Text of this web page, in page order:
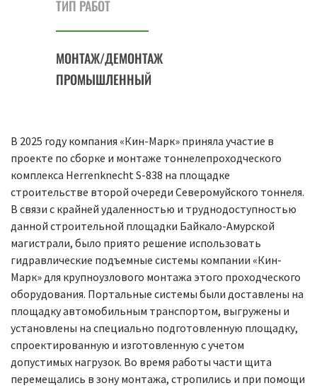
ТИП РАБОТ
МОНТАЖ/ДЕМОНТАЖ
ПРОМЫШЛЕННЫЙ
В 2025 году компания «Кин-Марк» приняла участие в
проекте по сборке и монтаже тоннелепроходческого
комплекса Herrenknecht S-838 на площадке
строительстве второй очереди Северомуйского тоннеля.
В связи с крайней удаленностью и труднодоступностью
данной строительной площадки Байкало-Амурской
магистрали, было приято решение использовать
гидравлические подъемные системы компании «Кин-
Марк» для крупноузлового монтажа этого проходческого
оборудования. Портальные системы были доставлены на
площадку автомобильным транспортом, выгружены и
установлены на специально подготовленную площадку,
спроектированную и изготовленную с учетом
допустимых нагрузок. Во время работы части щита
перемещались в зону монтажа, стропились и при помощи